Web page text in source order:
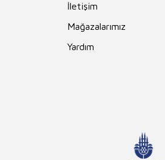
İletişim
Mağazalarımız
Yardım